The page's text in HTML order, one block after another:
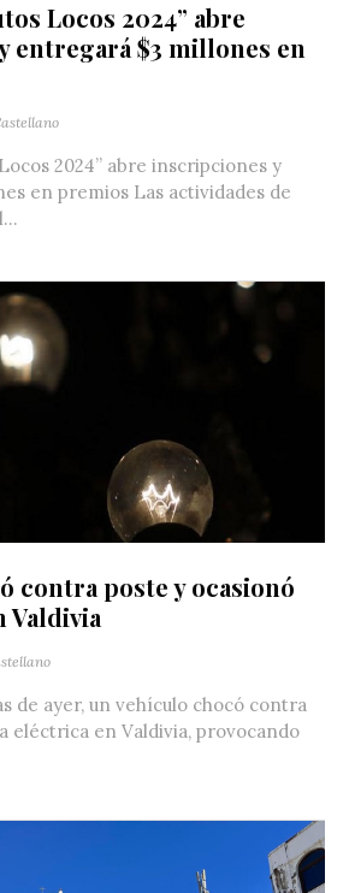
Locos 2024” abre
entregará $3 millones en
2024” abre inscripciones y
en premios Las actividades de
contra poste y ocasionó
Valdivia
de ayer, un vehículo chocó contra
eléctrica en Valdivia, provocando